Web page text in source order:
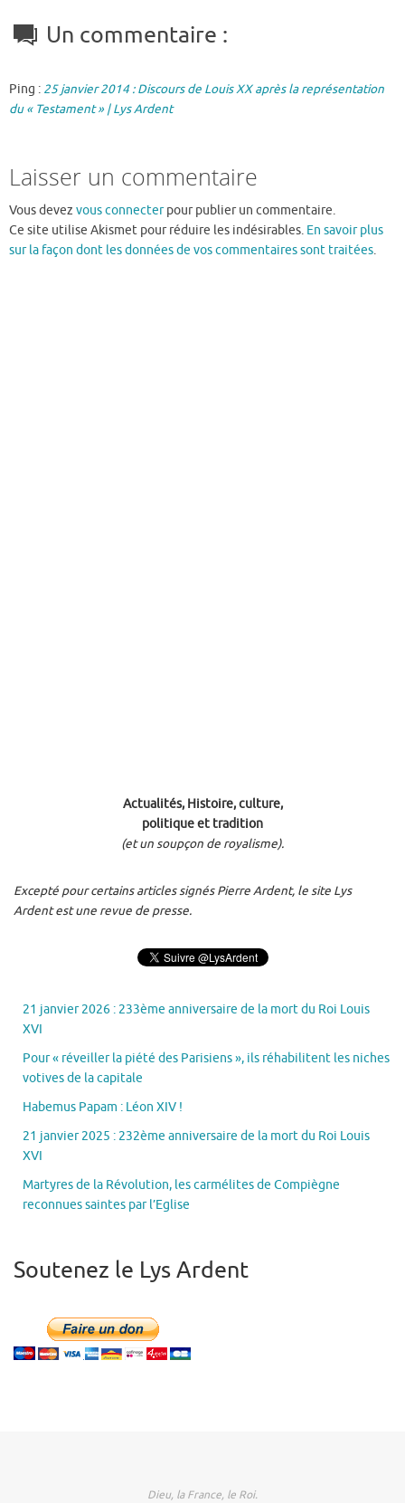
Un commentaire :
Ping : 25 janvier 2014 : Discours de Louis XX après la représentation
du « Testament » | Lys Ardent
Laisser un commentaire
Vous devez vous connecterpour publier un commentaire.
Ce site utilise Akismet pour réduire les indésirables. En savoir plus
sur la façon dont les données de vos commentaires sont traitées.
Actualités, Histoire, culture,
politique et tradition
(et un soupçon de royalisme).
Excepté pour certains articles signés Pierre Ardent, le site Lys
Ardent est une revue de presse.
21 janvier 2026 : 233ème anniversaire de la mort du Roi Louis
XVI
Pour « réveiller la piété des Parisiens », ils réhabilitent les niches
votives de la capitale
Habemus Papam : Léon XIV !
21 janvier 2025 : 232ème anniversaire de la mort du Roi Louis
XVI
Martyres de la Révolution, les carmélites de Compiègne
reconnues saintes par l’Eglise
Soutenez le Lys Ardent
Dieu, la France, le Roi.